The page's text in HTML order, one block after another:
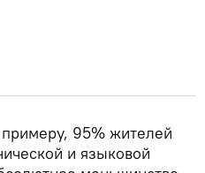
примеру, 95% жителей
и языковой